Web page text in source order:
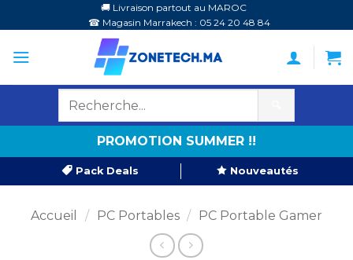
au
contenu
🚚 Livraison partout au MAROC
☎ Magasin Marrakech : 05 24 20 48 84
PROMOTION SUMMER !!
Pack Deals Nouveautés
Accueil / PC Portables / PC Portable Gamer